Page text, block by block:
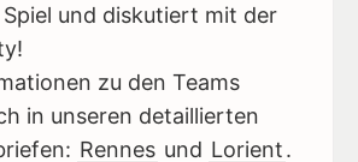
und diskutiert mit der
zu den Teams
in unseren detaillierten
Rennes und Lorient.